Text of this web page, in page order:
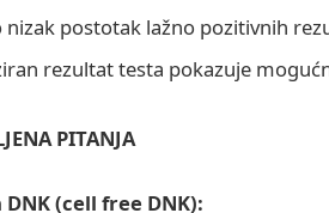
postotak lažno pozitivnih
rezultat testa pokazuje
PITANJA
(cell free DNK):